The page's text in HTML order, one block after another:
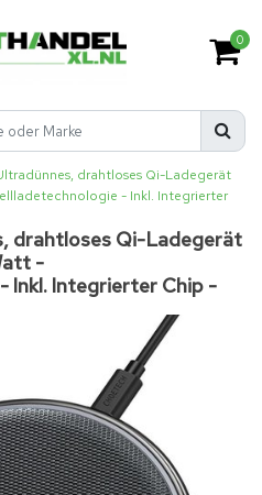
0
drahtloses Qi-Ladegerät
- Inkl. Integrierter
drahtloses Qi-Ladegerät
-
Inkl. Integrierter Chip -